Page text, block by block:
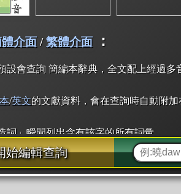
介面/繁體介面 ：
設會查詢 簡編本辭典，全文配上經過多
/英文的文獻資料，會在查詢時自動附加
詞」瞬間列出含有該字的所有詞彙。
間列出所有「同部首字」。也支援查詢
文都經過自動斷詞，點擊便可瞬間「連
入。
始編輯查詢